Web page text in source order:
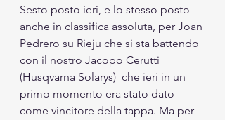
Sesto posto ieri, e lo stesso posto
anche in classifica assoluta, per Joan
Pedrero su Rieju che si sta battendo
con il nostro Jacopo Cerutti
(Husqvarna Solarys)  che ieri in un
primo momento era stato dato
come vincitore della tappa. Ma per